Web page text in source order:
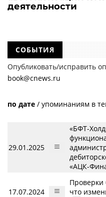
деятельности
СОБЫТИЯ
Опубликовать/исправить
book@cnews.ru
по дате / упоминаниям в
29.01.2025
«БФТ-
«АЦК-
17.07.2024
Проверки
что